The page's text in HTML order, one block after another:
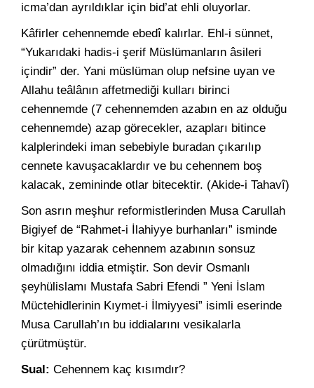
icma’dan ayrıldıklar için bid’at ehli oluyorlar.
Kâfirler cehennemde ebedî kalırlar. Ehl-i sünnet,
“Yukarıdaki hadis-i şerif Müslümanların âsileri
içindir” der. Yani müslüman olup nefsine uyan ve
Allahu teâlânın affetmediği kulları birinci
cehennemde (7 cehennemden azabın en az olduğu
cehennemde) azap görecekler, azapları bitince
kalplerindeki iman sebebiyle buradan çıkarılıp
cennete kavuşacaklardır ve bu cehennem boş
kalacak, zemininde otlar bitecektir. (Akide-i Tahavî)
Son asrın meşhur reformistlerinden Musa Carullah
Bigiyef de “Rahmet-i İlahiyye burhanları” isminde
bir kitap yazarak cehennem azabının sonsuz
olmadığını iddia etmiştir. Son devir Osmanlı
şeyhülislamı Mustafa Sabri Efendi ” Yeni İslam
Müctehidlerinin Kıymet-i İlmiyyesi” isimli eserinde
Musa Carullah’ın bu iddialarını vesikalarla
çürütmüştür.
Sual: Cehennem kaç kısımdır?